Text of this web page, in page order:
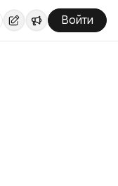
Войти